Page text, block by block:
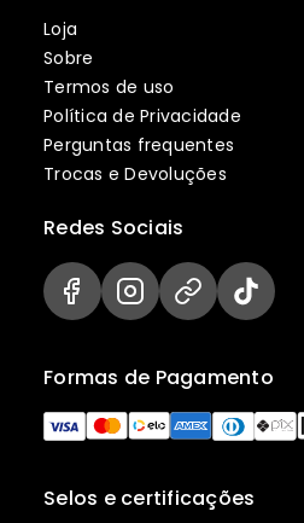
Loja
Sobre
Termos de uso
Política de Privacidade
Perguntas frequentes
Trocas e Devoluções
Selos e certificações
Formas de Pagamento
Redes Sociais